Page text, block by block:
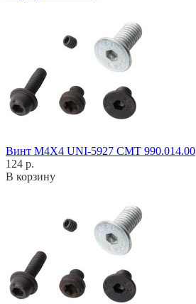
Винт M4X4 UNI-5927 CMT 990.014.00
124 р.
В корзину